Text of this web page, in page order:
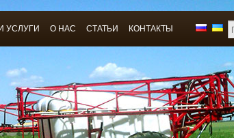
УСЛУГИ О НАС СТАТЬИ КОНТАКТЫ